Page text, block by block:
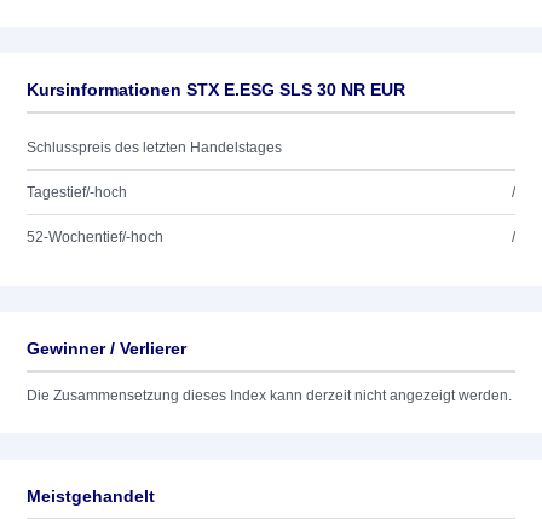
Kursinformationen STX E.ESG SLS 30 NR EUR
Schlusspreis des letzten Handelstages
Tagestief/-hoch /
52-Wochentief/-hoch /
Gewinner / Verlierer
Die Zusammensetzung dieses Index kann derzeit nicht angezeigt werden.
Meistgehandelt